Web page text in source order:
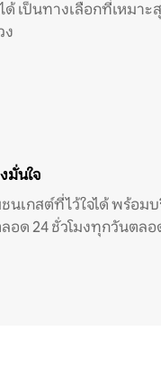
ด้ เป็นทางเลือกที่เหมาะ
ง
มั่นใจ
นเกสต์ที่ไว้ใจได้ พร้อมบ
อด 24 ชั่วโมงทุกวันตลอ